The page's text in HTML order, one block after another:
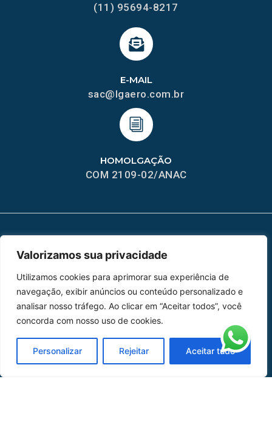
Valorizamos sua privacidade
Utilizamos cookies para aprimorar sua experiência de
navegação, exibir anúncios ou conteúdo personalizado e
analisar nosso tráfego. Ao clicar em “Aceitar todos”, você
concorda com nosso uso de cookies.
Personalizar Rejeitar Aceitar tudo
HOMOLGAÇÃO
COM 2109-02/ANAC
E-MAIL
sac@lgaero.com.br
(11) 95694-8217
MAPA DO SITE
Sobre Nós
Peças
Catálogo de Aplicações
Oficina de Mangueiras